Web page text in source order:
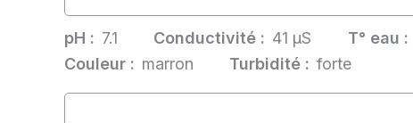
pH : 7.1 Conductivité : 41 µS T° eau :
Couleur : marron Turbidité : forte